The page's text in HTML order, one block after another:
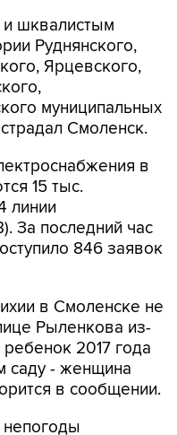
шквалистым
Руднянского,
Ярцевского,
муниципальных
Смоленск.
в
15 тыс.
линии
За последний час
846 заявок
в Смоленске не
Рыленкова из-
2017 года
саду - женщина
в сообщении.
непогоды